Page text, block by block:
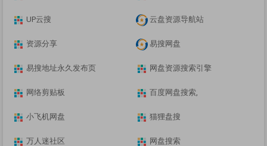
UP云搜 云盘资源导航站
资源分享 易搜网盘
易搜地址永久发布页 网盘资源搜索引擎
网络剪贴板 百度网盘搜索,
小飞机网盘 猫狸盘搜
万人迷社区 网盘搜索